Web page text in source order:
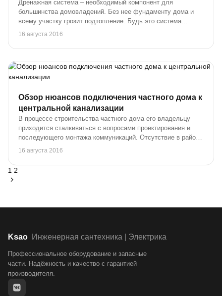
Дренажная система – необходимый компонент для
большинства домовладений. Без нее фундаменту дома и
всему участку грозит подтопление. Будь это система
отведения влаги с участка или дренаж фундамента,
16 августа 2016
Обзор нюансов подключения частного дома к
центральной канализации
В процессе строительства частного дома его владельцу
приходится сталкиваться с вопросами проектирования и
последующего монтажа коммуникаций. Отсутствие в районе
постройки централизованных коммуникационных сетей не
16 августа 2016
1 2
Ksao Инженерная сантехника | Электрика
Профессиональное оборудование и запасные
части. Надёжность и качество с гарантией
производителя.